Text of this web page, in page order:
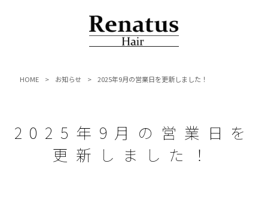
HOME > お知らせ > 2025年9月の営業日を更新しました！
2025年9月の営業日を
更新しました！